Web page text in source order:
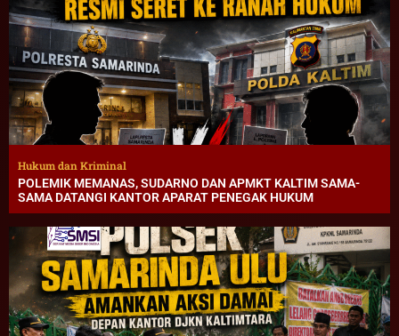
Hukum dan Kriminal
POLEMIK MEMANAS, SUDARNO DAN APMKT KALTIM SAMA-
SAMA DATANGI KANTOR APARAT PENEGAK HUKUM